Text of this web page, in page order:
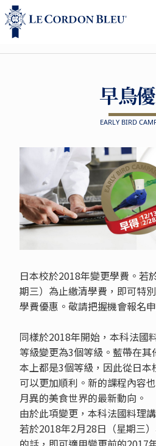
早鳥
EARLY BIRD
日本校於2018年變更學費。若
期三）為止繳清學費，即可特
學費優惠。敬請把握機會報名申
同樣於2018年開始，本科法國
等級變更為3個等級。藍帶在
本上都是3個等級，因此從日
可以更加順利。新的課程內容
月異的美食世界的最新動向。
由於此項變更，本科法國料理
若於2018年2月28日（星期三